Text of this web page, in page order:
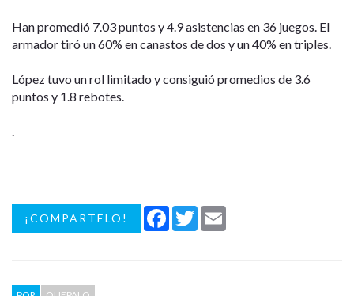
Han promedió 7.03 puntos y 4.9 asistencias en 36 juegos. El
armador tiró un 60% en canastos de dos y un 40% en triples.
López tuvo un rol limitado y consiguió promedios de 3.6
puntos y 1.8 rebotes.
¡COMPARTELO! Facebook
Twitter